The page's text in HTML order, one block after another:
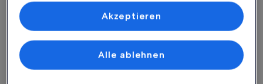
Immer in Verbindung
Du hast all deine Buchungsdetails immer
griffbereit, auch ohne WLAN!
Inhalte, Messung von Werbeleistung und der Performance von Inhalten,
Zielgruppenforschung sowie Entwicklung und Verbesserung von
Liste der Partner (Lieferanten)
Alle ablehnen
Akzeptieren